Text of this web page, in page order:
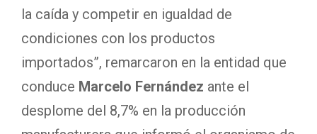
la caída y competir en igualdad de
condiciones con los productos
importados”, remarcaron en la entidad que
conduce Marcelo Fernández ante el
desplome del 8,7% en la producción